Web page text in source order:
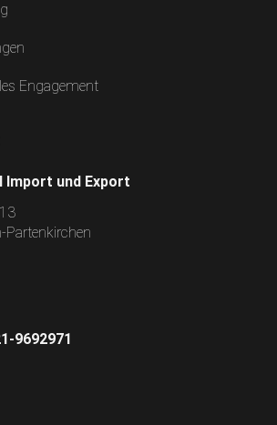
Engagement
Import und Export
9692971